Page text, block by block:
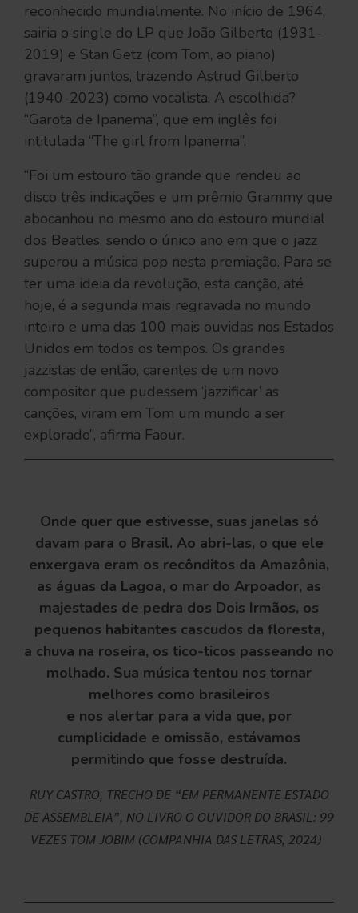
reconhecido mundialmente. No início de 1964,
sairia o single do LP que João Gilberto (1931-
2019) e Stan Getz (com Tom, ao piano)
gravaram juntos, trazendo Astrud Gilberto
(1940-2023) como vocalista. A escolhida?
“Garota de Ipanema”, que em inglês foi
intitulada “The girl from Ipanema”.
“Foi um estouro tão grande que rendeu ao
disco três indicações e um prêmio Grammy que
abocanhou no mesmo ano do estouro mundial
dos Beatles, sendo o único ano em que o jazz
superou a música pop nesta premiação. Para se
ter uma ideia da revolução, esta canção, até
hoje, é a segunda mais regravada no mundo
inteiro e uma das 100 mais ouvidas nos Estados
Unidos em todos os tempos. Os grandes
jazzistas de então, carentes de um novo
compositor que pudessem ‘jazzificar’ as
canções, viram em Tom um mundo a ser
explorado”, afirma Faour.
Onde quer que estivesse, suas janelas só
davam para o Brasil. Ao abri-las, o que ele
enxergava eram os recônditos da Amazônia,
as águas da Lagoa, o mar do Arpoador, as
majestades de pedra dos Dois Irmãos, os
pequenos habitantes cascudos da floresta,
a chuva na roseira, os tico-ticos passeando no
molhado. Sua música tentou nos tornar
melhores como brasileiros
e nos alertar para a vida que, por
cumplicidade e omissão, estávamos
permitindo que fosse destruída.
RUY CASTRO, TRECHO DE “EM PERMANENTE ESTADO
DE ASSEMBLEIA”, NO LIVRO O OUVIDOR DO BRASIL: 99
VEZES TOM JOBIM (COMPANHIA DAS LETRAS, 2024)